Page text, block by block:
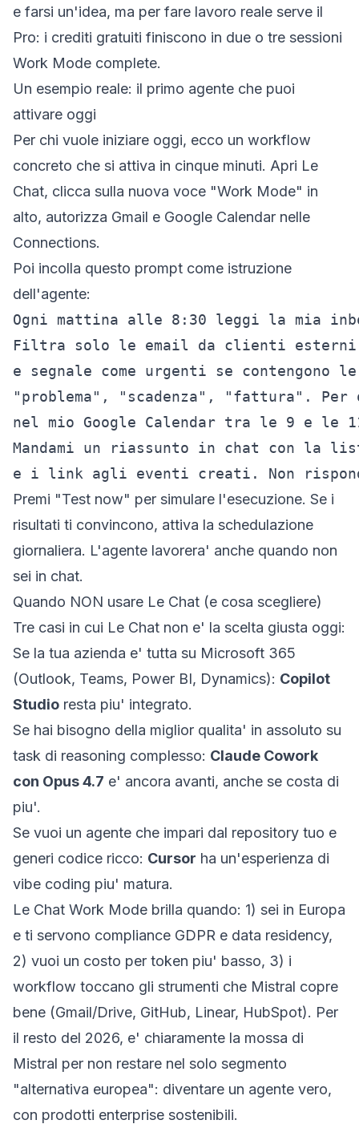
e farsi un'idea, ma per fare lavoro reale serve il
Pro: i crediti gratuiti finiscono in due o tre sessioni
Work Mode complete.
Un esempio reale: il primo agente che puoi
attivare oggi
Per chi vuole iniziare oggi, ecco un workflow
concreto che si attiva in cinque minuti. Apri Le
Chat, clicca sulla nuova voce "Work Mode" in
alto, autorizza Gmail e Google Calendar nelle
Connections.
Poi incolla questo prompt come istruzione
dell'agente:
Ogni mattina alle 8:30 leggi la mia
Filtra solo le email da clienti esterni
e segnale come urgenti se
"problema", "scadenza", "fattura".
nel mio Google Calendar tra le 9 e
Mandami un riassunto in chat con
e i link agli eventi creati. Non
Premi "Test now" per simulare l'esecuzione. Se i
risultati ti convincono, attiva la schedulazione
giornaliera. L'agente lavorera' anche quando non
sei in chat.
Quando NON usare Le Chat (e cosa scegliere)
Tre casi in cui Le Chat non e' la scelta giusta oggi:
Se la tua azienda e' tutta su Microsoft 365
(Outlook, Teams, Power BI, Dynamics): Copilot
Studio resta piu' integrato.
Se hai bisogno della miglior qualita' in assoluto su
task di reasoning complesso: Claude Cowork
con Opus 4.7 e' ancora avanti, anche se costa di
piu'.
Se vuoi un agente che impari dal repository tuo e
generi codice ricco: Cursor ha un'esperienza di
vibe coding piu' matura.
Le Chat Work Mode brilla quando: 1) sei in Europa
e ti servono compliance GDPR e data residency,
2) vuoi un costo per token piu' basso, 3) i
workflow toccano gli strumenti che Mistral copre
bene (Gmail/Drive, GitHub, Linear, HubSpot). Per
il resto del 2026, e' chiaramente la mossa di
Mistral per non restare nel solo segmento
"alternativa europea": diventare un agente vero,
con prodotti enterprise sostenibili.